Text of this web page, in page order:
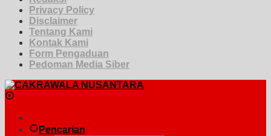
Privacy Policy
Disclaimer
Tentang Kami
Kontak Kami
Form Pengaduan
Pedoman Media Siber
Pencarian